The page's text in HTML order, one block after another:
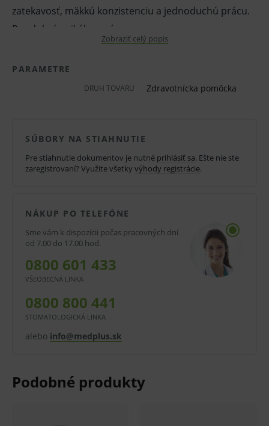
zatekavosť, mäkkú konzistenciu a jednoduchú prácu.
Pre dobrý apikálny uzáver.
V koreňovom kanáliku vytvrdne už za 1
pre trvalé výplne koreňových kanálikov
Forma pasta-pasta umožňuje jednoduchú a
presnú aplikáciu, mäkkú konzistenciu a dobrú
zatekavosť.
Jednoducho sa aplikuje, je rtg kontrastný,
stuhne v kanáliku do 90 min.
Balenie:
Zobraziť celý popis
PARAMETRE
DRUH TOVARU Zdravotnícka pomôcka
SÚBORY NA STIAHNUTIE
Pre stiahnutie dokumentov je nutné prihlásiť sa. Ešte nie ste
zaregistrovaní? Využite všetky výhody registrácie.
NÁKUP PO TELEFÓNE
Sme vám k dispozícii počas pracovných dní
od 7.00 do 17.00 hod.
0800 601 433
VŠEOBECNÁ LINKA
0800 800 441
STOMATOLOGICKÁ LINKA
alebo info@medplus.sk